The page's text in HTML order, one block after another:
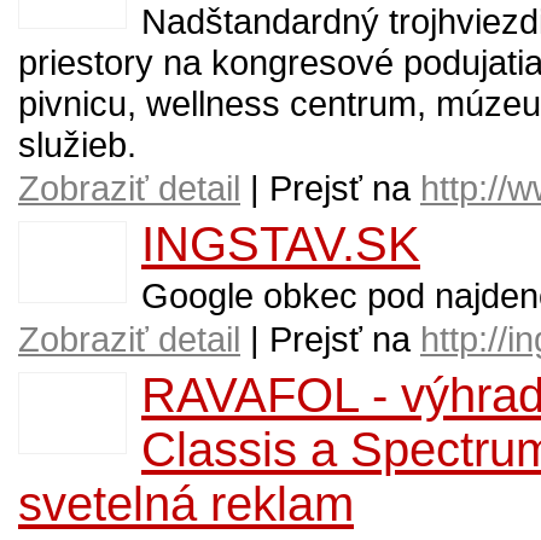
Nadštandardný
priestory na kongresové
pivnicu, wellness centrum,
služieb.
Zobraziť detail | Prejsť na http://
INGSTAV.SK
Google obkec pod
Zobraziť detail | Prejsť na http://
RAVAFOL -
Classis a
svetelná reklam